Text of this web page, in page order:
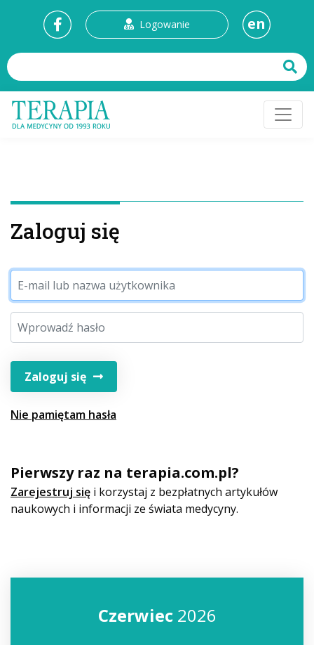
Logowanie en
Zaloguj się
Zaloguj się
Nie pamiętam hasła
Pierwszy raz na terapia.com.pl?
Zarejestruj się i korzystaj z bezpłatnych artykułów
naukowych i informacji ze świata medycyny.
Czerwiec2026